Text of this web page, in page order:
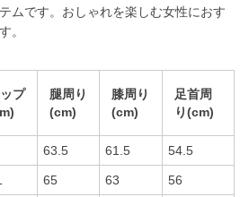
ムです。おしゃれを楽しむ女性におす
。
プ
腿周り
(cm)
膝周り
(cm)
足首周
り(cm)
63.5 61.5 54.5
65 63 56